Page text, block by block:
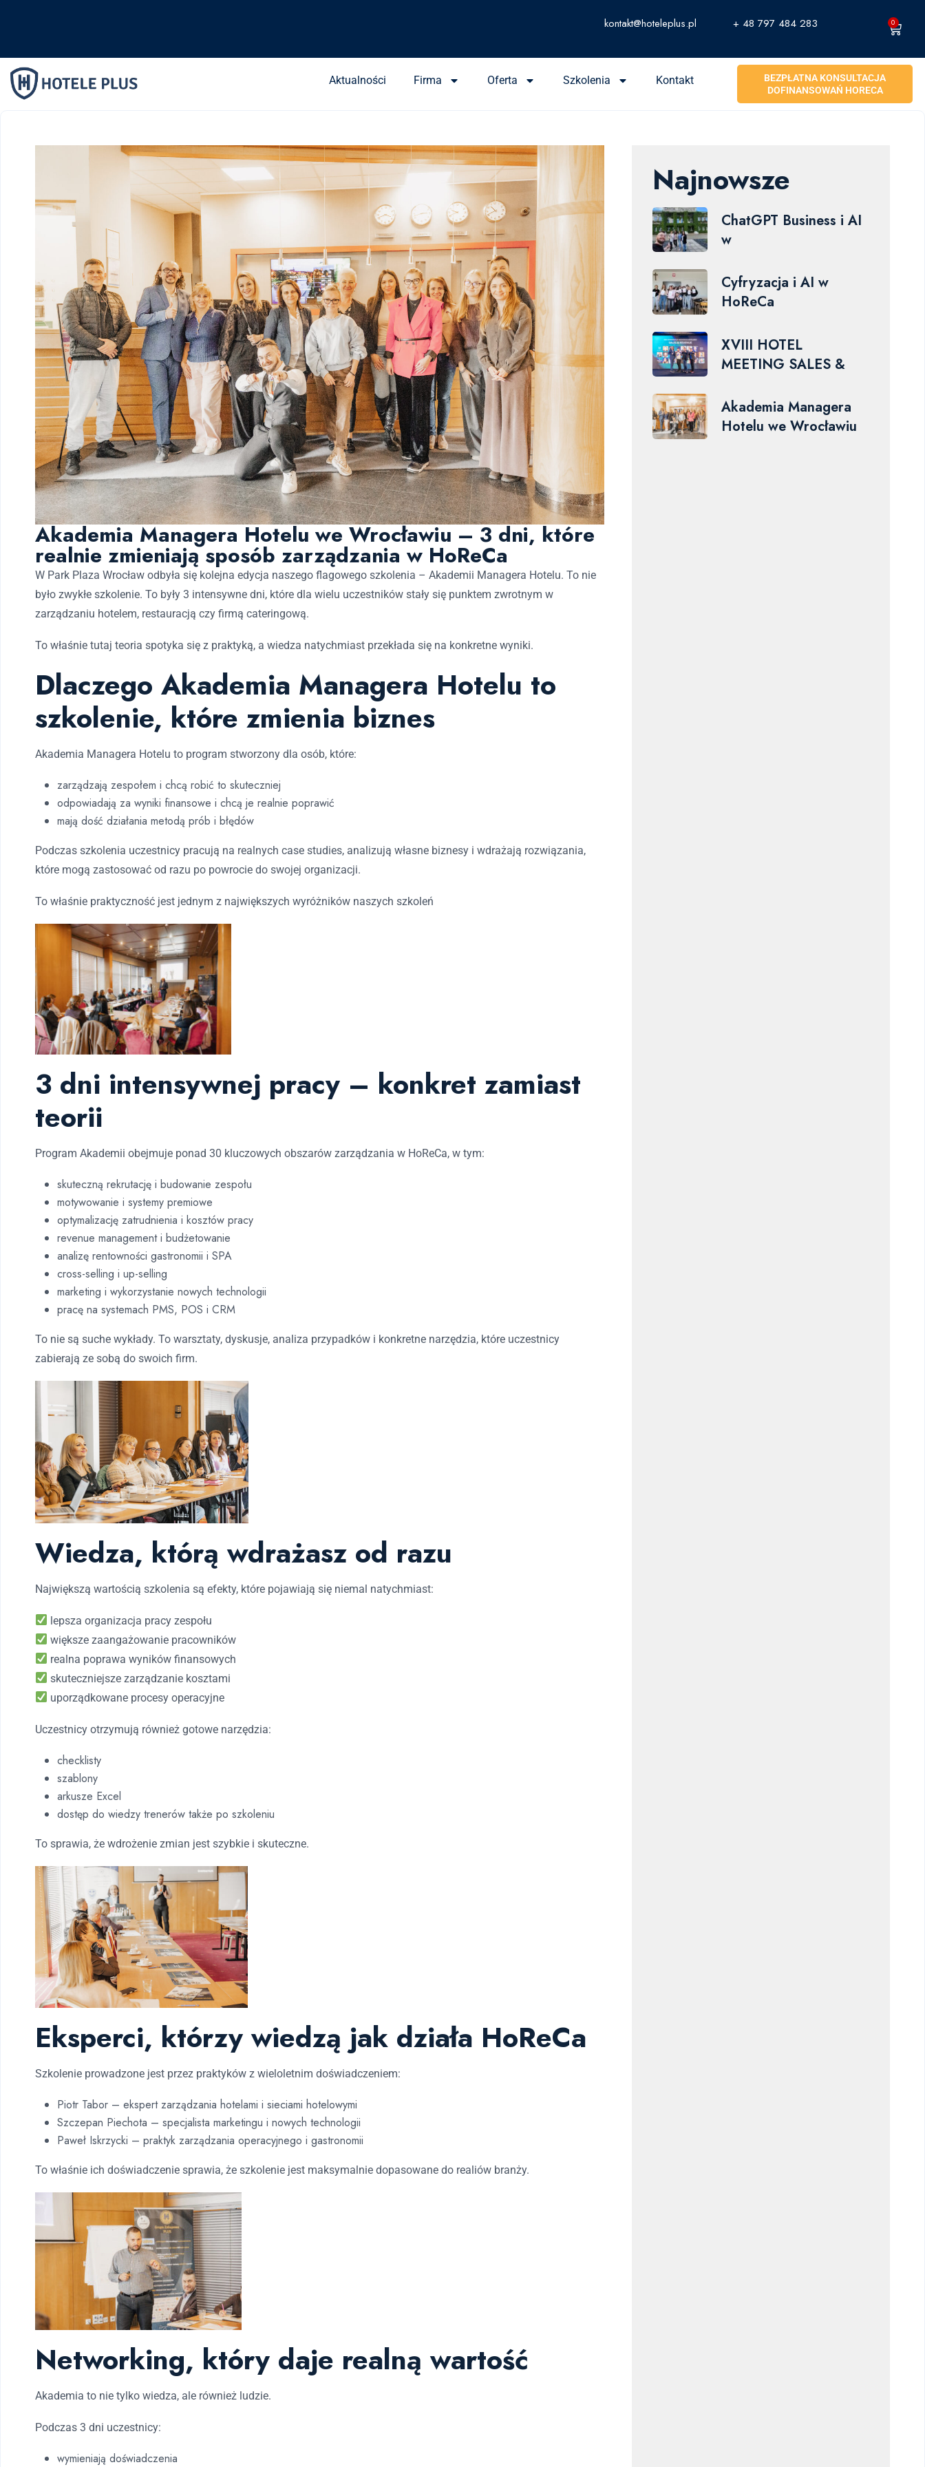
kontakt@hoteleplus.pl + 48 797 484 283 0
Aktualności Firma Oferta Szkolenia Kontakt
BEZPŁATNA KONSULTACJA
DOFINANSOWAŃ HORECA
Akademia Managera Hotelu we Wrocławiu – 3 dni, które
realnie zmieniają sposób zarządzania w HoReCa
W Park Plaza Wrocław odbyła się kolejna edycja naszego flagowego szkolenia – Akademii Managera Hotelu. To nie
było zwykłe szkolenie. To były 3 intensywne dni, które dla wielu uczestników stały się punktem zwrotnym w
zarządzaniu hotelem, restauracją czy firmą cateringową.
To właśnie tutaj teoria spotyka się z praktyką, a wiedza natychmiast przekłada się na konkretne wyniki.
Dlaczego Akademia Managera Hotelu to
szkolenie, które zmienia biznes
Akademia Managera Hotelu to program stworzony dla osób, które:
zarządzają zespołem i chcą robić to skuteczniej
odpowiadają za wyniki finansowe i chcą je realnie poprawić
mają dość działania metodą prób i błędów
Podczas szkolenia uczestnicy pracują na realnych case studies, analizują własne biznesy i wdrażają rozwiązania,
które mogą zastosować od razu po powrocie do swojej organizacji.
To właśnie praktyczność jest jednym z największych wyróżników naszych szkoleń
3 dni intensywnej pracy – konkret zamiast
teorii
Program Akademii obejmuje ponad 30 kluczowych obszarów zarządzania w HoReCa, w tym:
skuteczną rekrutację i budowanie zespołu
motywowanie i systemy premiowe
optymalizację zatrudnienia i kosztów pracy
revenue management i budżetowanie
analizę rentowności gastronomii i SPA
cross-selling i up-selling
marketing i wykorzystanie nowych technologii
pracę na systemach PMS, POS i CRM
To nie są suche wykłady. To warsztaty, dyskusje, analiza przypadków i konkretne narzędzia, które uczestnicy
zabierają ze sobą do swoich firm.
Wiedza, którą wdrażasz od razu
Największą wartością szkolenia są efekty, które pojawiają się niemal natychmiast:
lepsza organizacja pracy zespołu
większe zaangażowanie pracowników
realna poprawa wyników finansowych
skuteczniejsze zarządzanie kosztami
uporządkowane procesy operacyjne
Uczestnicy otrzymują również gotowe narzędzia:
checklisty
szablony
arkusze Excel
dostęp do wiedzy trenerów także po szkoleniu
To sprawia, że wdrożenie zmian jest szybkie i skuteczne.
Eksperci, którzy wiedzą jak działa HoReCa
Szkolenie prowadzone jest przez praktyków z wieloletnim doświadczeniem:
Piotr Tabor – ekspert zarządzania hotelami i sieciami hotelowymi
Szczepan Piechota – specjalista marketingu i nowych technologii
Paweł Iskrzycki – praktyk zarządzania operacyjnego i gastronomii
To właśnie ich doświadczenie sprawia, że szkolenie jest maksymalnie dopasowane do realiów branży.
Networking, który daje realną wartość
Akademia to nie tylko wiedza, ale również ludzie.
Podczas 3 dni uczestnicy:
wymieniają doświadczenia
Najnowsze
ChatGPT Business i AI
w
Cyfryzacja i AI w
HoReCa
XVIII HOTEL
MEETING SALES &
Akademia Managera
Hotelu we Wrocławiu